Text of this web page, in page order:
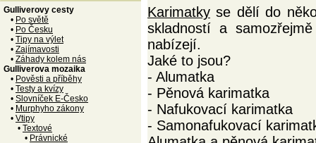
Gulliverovy cesty
• Po světě
• Po Česku
• Tipy na výlet
• Zajímavosti
• Záhady kolem nás
Gulliverova mozaika
• Pověsti a příběhy
• Testy a kvízy
• Slovníček E-Česko
• Murphyho zákony
• Vtipy
• Textové
• Právnické
Karimatky se dělí do
skladností a
nabízejí.
Jaké to jsou?
- Alumatka
- Pěnová karimatka
- Nafukovací karimatka
- Samonafukovací